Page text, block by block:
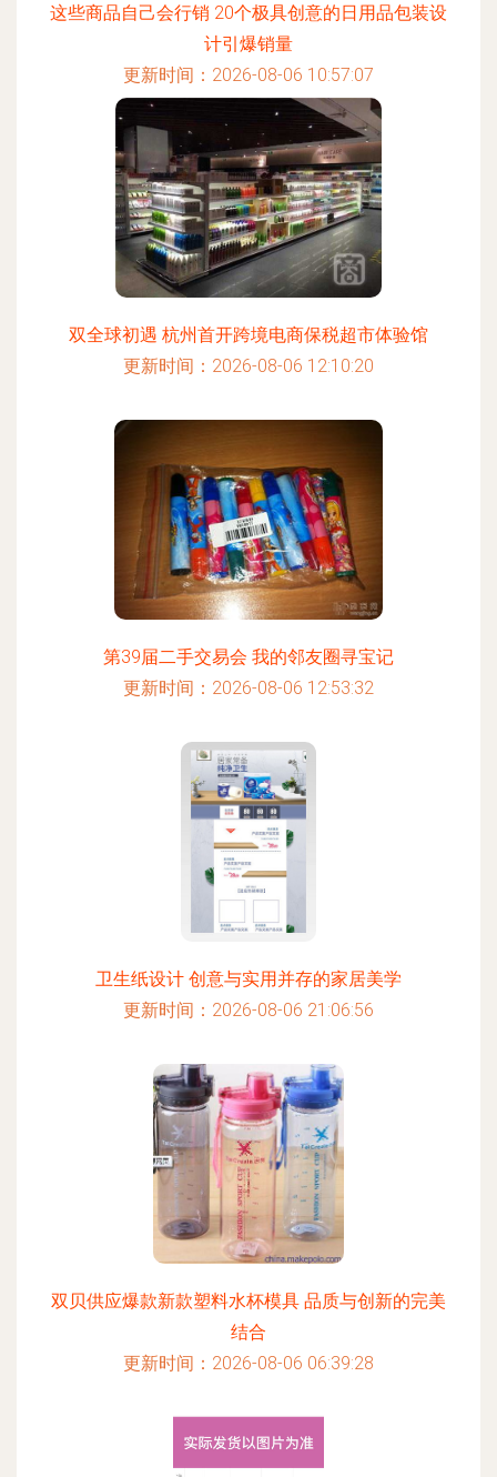
这些商品自己会行销 20个极具创意的日用品包装设
计引爆销量
更新时间：2026-08-06 10:57:07
双全球初遇 杭州首开跨境电商保税超市体验馆
更新时间：2026-08-06 12:10:20
第39届二手交易会 我的邻友圈寻宝记
更新时间：2026-08-06 12:53:32
卫生纸设计 创意与实用并存的家居美学
更新时间：2026-08-06 21:06:56
双贝供应爆款新款塑料水杯模具 品质与创新的完美
结合
更新时间：2026-08-06 06:39:28